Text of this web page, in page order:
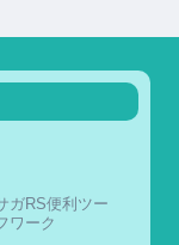
ガRS便利ツー
ワーク